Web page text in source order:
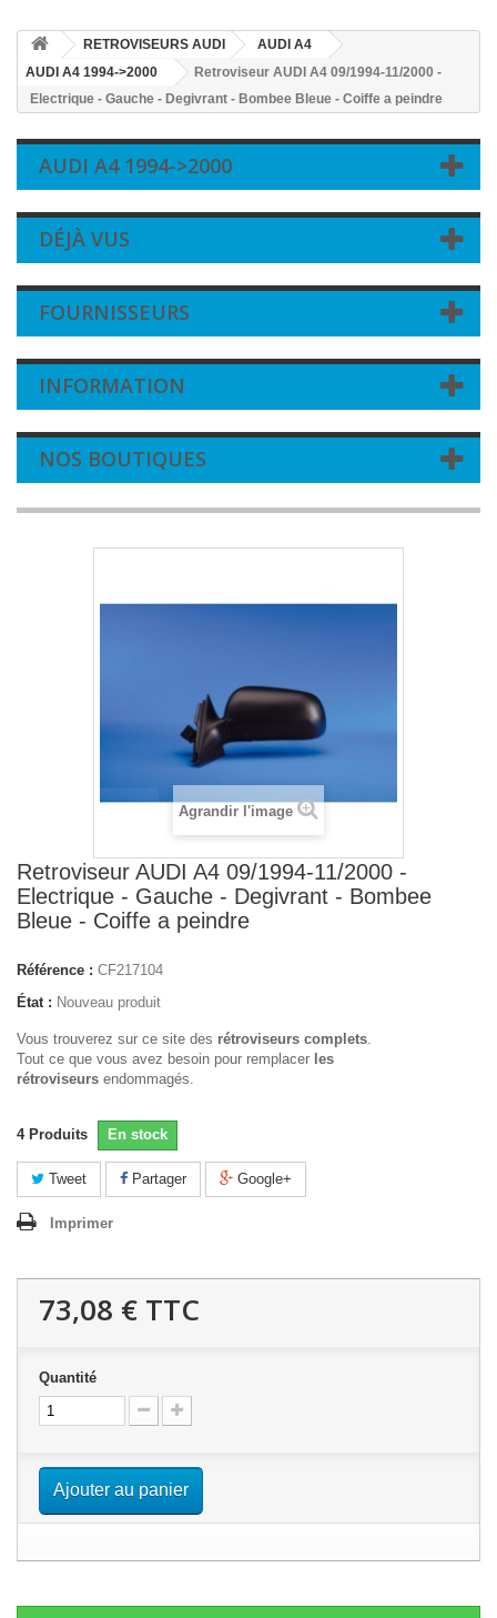
RETROVISEURS AUDI
AUDI A4
AUDI A4 1994->2000
Retroviseur AUDI A4 09/1994-11/2000 -
Electrique - Gauche - Degivrant - Bombee Bleue - Coiffe a peindre
AUDI A4 1994->2000
DÉJÀ VUS
FOURNISSEURS
INFORMATION
NOS BOUTIQUES
Agrandir l'image
Retroviseur AUDI A4 09/1994-11/2000 -
Electrique - Gauche - Degivrant - Bombee
Bleue - Coiffe a peindre
Référence : CF217104
État : Nouveau produit
Vous trouverez sur ce site des rétroviseurs complets.
Tout ce que vous avez besoin pour remplacer les
rétroviseurs endommagés.
4 Produits En stock
Tweet Partager Google+
Imprimer
73,08 € TTC
Quantité
Ajouter au panier